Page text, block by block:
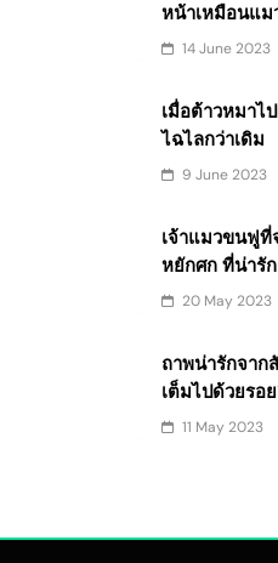
หน้าเหมือนแม
14 June 2023
เมื่อต้าวหมา
ไฉไลกว่าเดิม
9 June 2023
เจ้าแมวขนฟู
หยักศก ที่น่ารัก
20 May 2023
ถาพน่ารักจาก
เต็มไปด้วยรอ
11 May 2023